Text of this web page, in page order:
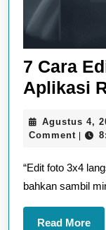
7 Cara
Aplikasi
Agustus 4,
Comment
“Edit foto 3x4
bahkan sambil
Read More